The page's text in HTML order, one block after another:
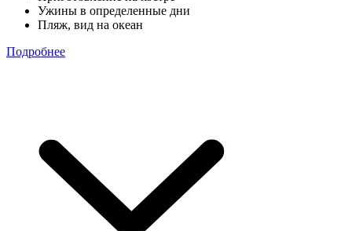
Ужины в определенные дни
Пляж, вид на океан
Подробнее